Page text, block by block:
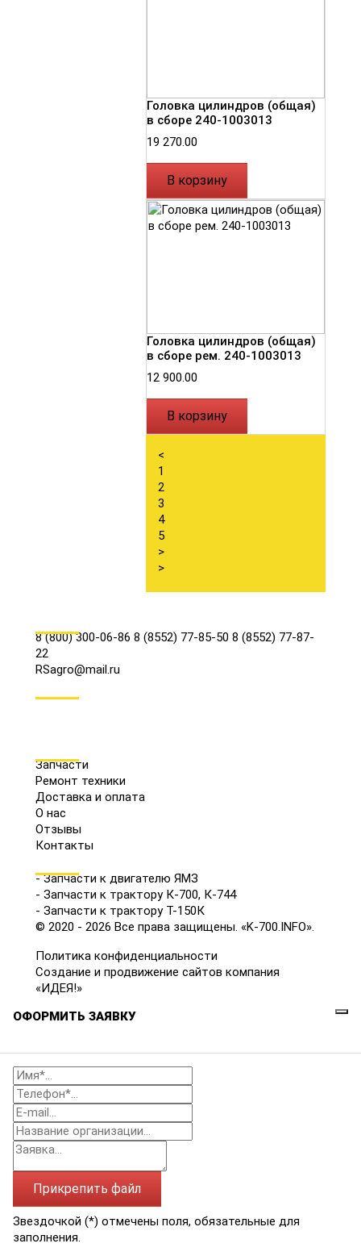
Головка цилиндров (общая)
в сборе 240-1003013
19 270.00
В корзину
Головка цилиндров (общая)
в сборе рем. 240-1003013
12 900.00
В корзину
<
1
2
3
4
5
>
>
8 (800) 300-06-86 8 (8552) 77-85-50 8 (8552) 77-87-
22
RSagro@mail.ru
Запчасти
Ремонт техники
Доставка и оплата
О нас
Отзывы
Контакты
- Запчасти к двигателю ЯМЗ
- Запчасти к трактору К-700, К-744
- Запчасти к трактору Т-150К
© 2020 - 2026 Все права защищены. «K-700.INFO».
Политика конфиденциальности
Создание и продвижение сайтов компания
«ИДЕЯ!»
ОФОРМИТЬ ЗАЯВКУ
Прикрепить файл
Звездочкой (*) отмечены поля, обязательные для
заполнения.